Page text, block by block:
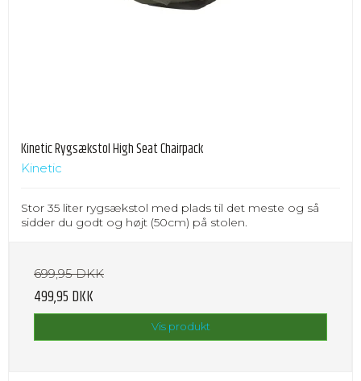
Kinetic Rygsækstol High Seat Chairpack
Kinetic
Stor 35 liter rygsækstol med plads til det meste og så
sidder du godt og højt (50cm) på stolen.
699,95 DKK
499,95 DKK
Vis produkt